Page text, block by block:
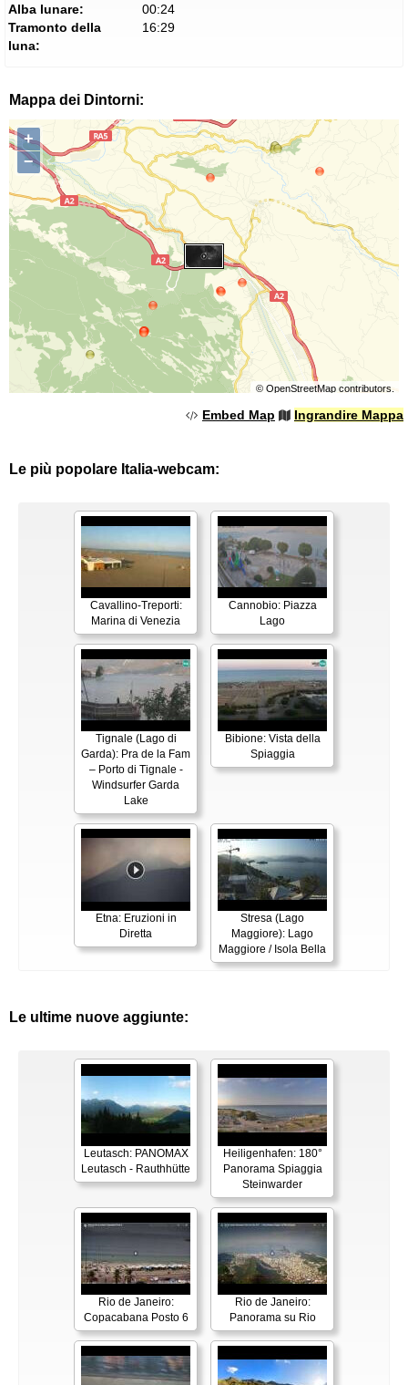
Alba lunare:
00:24
Tramonto della
luna:
16:29
Mappa dei Dintorni:
+
−
© OpenStreetMapcontributors.
Embed Map Ingrandire Mappa
Le più popolare Italia-webcam:
Cavallino-Treporti:
Marina di Venezia
Cannobio: Piazza
Lago
Tignale (Lago di
Garda): Pra de la Fam
– Porto di Tignale -
Windsurfer Garda
Lake
Bibione: Vista della
Spiaggia
Etna: Eruzioni in
Diretta
Stresa (Lago
Maggiore): Lago
Maggiore / Isola Bella
Le ultime nuove aggiunte:
Leutasch: PANOMAX
Leutasch - Rauthhütte
Heiligenhafen: 180°
Panorama Spiaggia
Steinwarder
Rio de Janeiro:
Copacabana Posto 6
Rio de Janeiro:
Panorama su Rio